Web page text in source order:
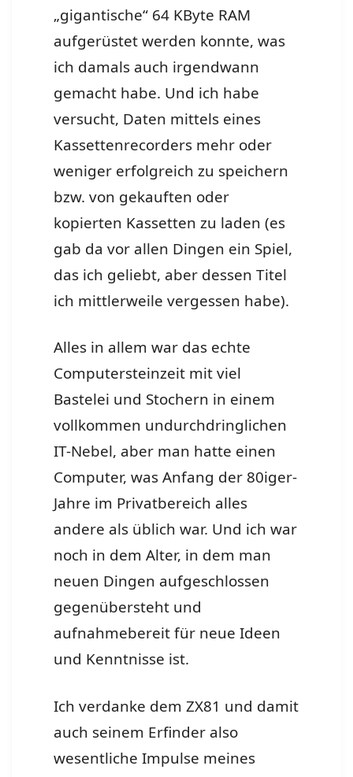
„gigantische“ 64 KByte RAM
aufgerüstet werden konnte, was
ich damals auch irgendwann
gemacht habe. Und ich habe
versucht, Daten mittels eines
Kassettenrecorders mehr oder
weniger erfolgreich zu speichern
bzw. von gekauften oder
kopierten Kassetten zu laden (es
gab da vor allen Dingen ein Spiel,
das ich geliebt, aber dessen Titel
ich mittlerweile vergessen habe).
Alles in allem war das echte
Computersteinzeit mit viel
Bastelei und Stochern in einem
vollkommen undurchdringlichen
IT-Nebel, aber man hatte einen
Computer, was Anfang der 80iger-
Jahre im Privatbereich alles
andere als üblich war. Und ich war
noch in dem Alter, in dem man
neuen Dingen aufgeschlossen
gegenübersteht und
aufnahmebereit für neue Ideen
und Kenntnisse ist.
Ich verdanke dem ZX81 und damit
auch seinem Erfinder also
wesentliche Impulse meines